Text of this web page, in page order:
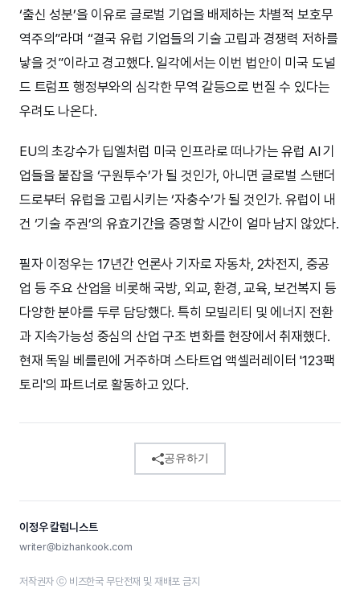
‘출신 성분’을 이유로 글로벌 기업을 배제하는 차별적 보호무
역주의”라며 “결국 유럽 기업들의 기술 고립과 경쟁력 저하를
낳을 것”이라고 경고했다. 일각에서는 이번 법안이 미국 도널
드 트럼프 행정부와의 심각한 무역 갈등으로 번질 수 있다는
우려도 나온다.
EU의 초강수가 딥엘처럼 미국 인프라로 떠나가는 유럽 AI 기
업들을 붙잡을 ‘구원투수’가 될 것인가, 아니면 글로벌 스탠더
드로부터 유럽을 고립시키는 ‘자충수’가 될 것인가. 유럽이 내
건 ‘기술 주권’의 유효기간을 증명할 시간이 얼마 남지 않았다.
필자 이정우는 17년간 언론사 기자로 자동차, 2차전지, 중공
업 등 주요 산업을 비롯해 국방, 외교, 환경, 교육, 보건복지 등
다양한 분야를 두루 담당했다. 특히 모빌리티 및 에너지 전환
과 지속가능성 중심의 산업 구조 변화를 현장에서 취재했다.
현재 독일 베를린에 거주하며 스타트업 액셀러레이터 '123팩
토리'의 파트너로 활동하고 있다.
공유하기
이정우 칼럼니스트
writer@bizhankook.com
저작권자 ⓒ 비즈한국 무단전재 및 재배포 금지